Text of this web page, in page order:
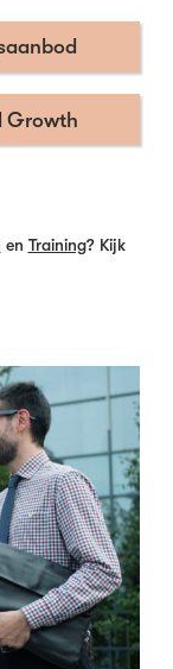
Growth
en Training? Kijk